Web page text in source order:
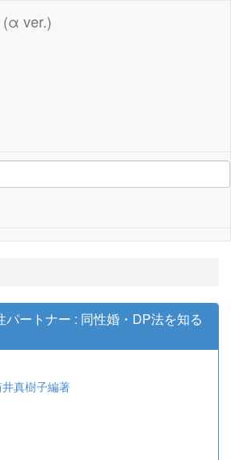
(α ver.)
パートナー : 同性婚・DP法を知る
真樹子編著